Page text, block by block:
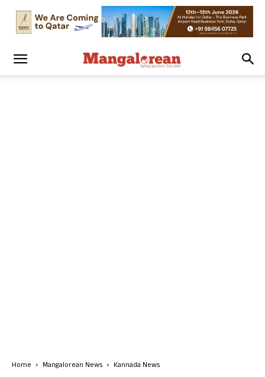
Home Mangalorean News Kannada News